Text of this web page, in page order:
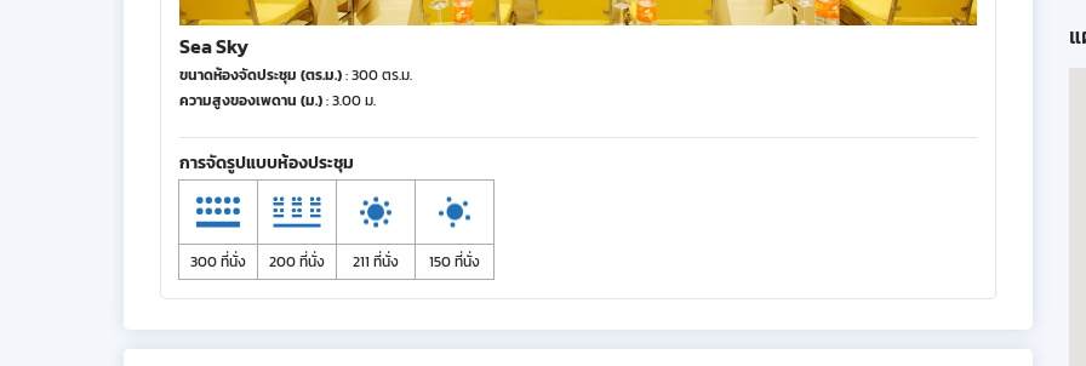
Sea Sky
ขนาดห้องจัดประชุม (ตร.ม.): 300 ตร.ม.
ความสูงของเพดาน (ม.): 3.00 ม.
การจัดรูปแบบห้องประชุม
300 ที่นั่ง 200 ที่นั่ง 211 ที่นั่ง 150 ที่นั่ง